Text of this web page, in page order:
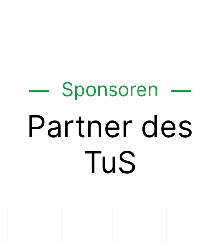
Sponsoren
Partner des
TuS